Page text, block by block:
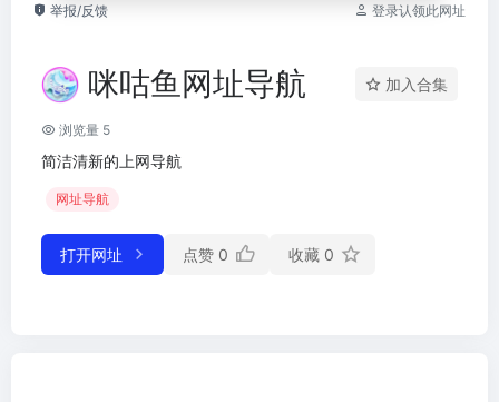
举报/反馈 登录认领此网址
咪咕鱼网址导航 加入合集
浏览量 5
简洁清新的上网导航
网址导航
打开网址 点赞 0 收藏 0